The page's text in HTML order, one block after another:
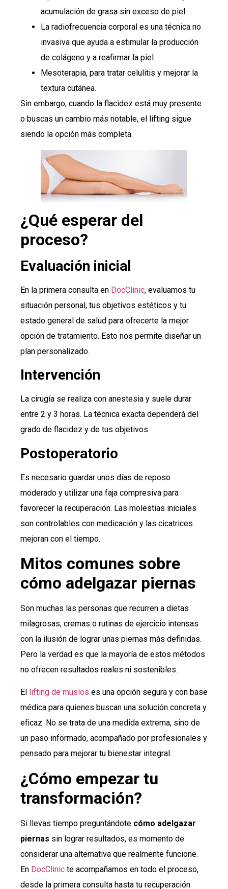
acumulación de grasa sin exceso de piel.
La radiofrecuencia corporal es una técnica no
invasiva que ayuda a estimular la producción
de colágeno y a reafirmar la piel.
Mesoterapia, para tratar celulitis y mejorar la
textura cutánea.
Sin embargo, cuando la flacidez está muy presente
o buscas un cambio más notable, el lifting sigue
siendo la opción más completa.
¿Qué esperar del
proceso?
Evaluación inicial
En la primera consulta en DocClinic, evaluamos tu
situación personal, tus objetivos estéticos y tu
estado general de salud para ofrecerte la mejor
opción de tratamiento. Esto nos permite diseñar un
plan personalizado.
Intervención
La cirugía se realiza con anestesia y suele durar
entre 2 y 3 horas. La técnica exacta dependerá del
grado de flacidez y de tus objetivos.
Postoperatorio
Es necesario guardar unos días de reposo
moderado y utilizar una faja compresiva para
favorecer la recuperación. Las molestias iniciales
son controlables con medicación y las cicatrices
mejoran con el tiempo.
Mitos comunes sobre
cómo adelgazar piernas
Son muchas las personas que recurren a dietas
milagrosas, cremas o rutinas de ejercicio intensas
con la ilusión de lograr unas piernas más definidas.
Pero la verdad es que la mayoría de estos métodos
no ofrecen resultados reales ni sostenibles.
El lifting de muslos es una opción segura y con base
médica para quienes buscan una solución concreta y
eficaz. No se trata de una medida extrema, sino de
un paso informado, acompañado por profesionales y
pensado para mejorar tu bienestar integral.
¿Cómo empezar tu
transformación?
Si llevas tiempo preguntándote cómo adelgazar
piernas sin lograr resultados, es momento de
considerar una alternativa que realmente funcione.
En DocClinic te acompañamos en todo el proceso,
desde la primera consulta hasta tu recuperación